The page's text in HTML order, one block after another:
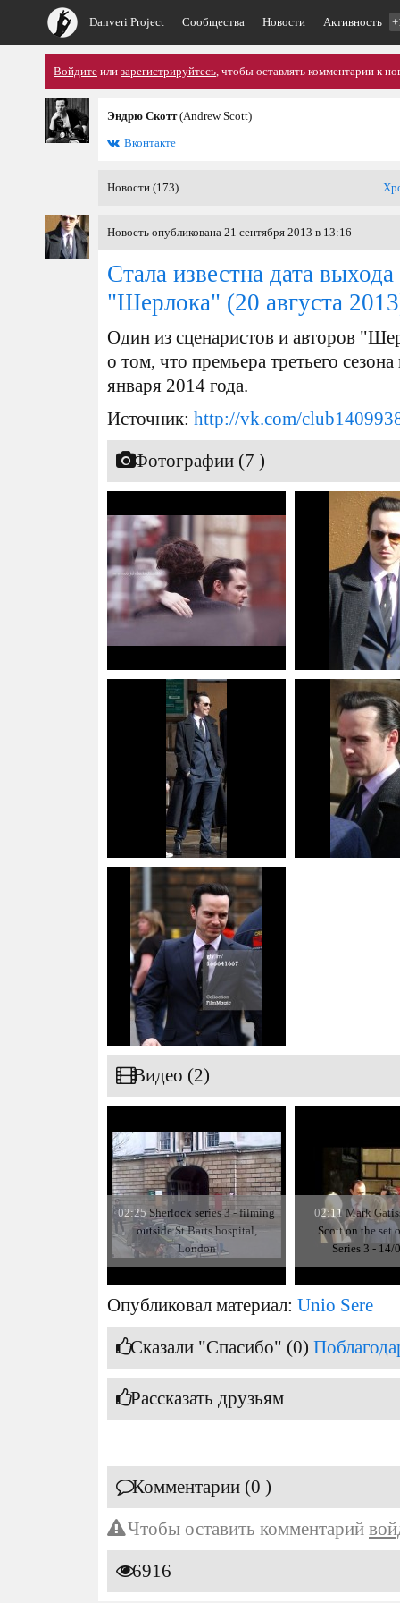
Danveri Project Сообщества Новости Активность
Войдите или зарегистрируйтесь, чтобы оставлять комментарии к
Эндрю Скотт(Andrew Scott)
Вконтакте
Новости (173)
Новость опубликована 21 сентября 2013 в 13:16
Стала известна дата выхода
"Шерлока" (20 августа
Один из сценаристов и авторов
о том, что премьера третьего
января 2014 года.
Источник: http://vk.com/
Фотографии (7 )
Видео (2)
02:25Sherlock series 3 - filming
outside St Barts hospital,
London
02:11 Mark
Scott on the set
Series 3 - 14/
Опубликовал материал: Unio Sere
Сказали "Спасибо" (0)
Рассказать друзьям
Комментарии (0 )
Чтобы оставить комментарий
6916